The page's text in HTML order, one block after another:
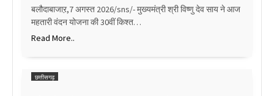
बलौदाबाजाऱ,7 अगस्त 2026/sns/- मुख्यमंत्री श्री विष्णु देव साय ने आज
महतारी वंदन योजना की 30वीं किश्त…
Read More..
छत्तीसगढ़